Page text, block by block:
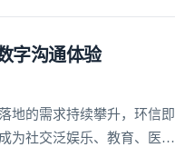
字沟通体验
地的需求持续攀升，环信即
为社交泛娱乐、教育、医